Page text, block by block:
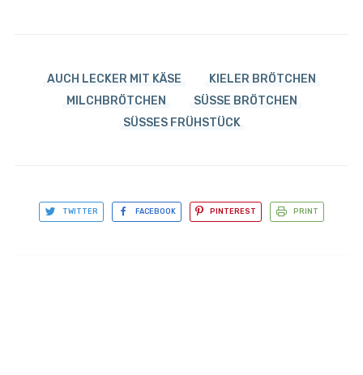
AUCH LECKER MIT KÄSE
KIELER BRÖTCHEN
MILCHBRÖTCHEN
SÜSSE BRÖTCHEN
SÜSSES FRÜHSTÜCK
TWITTER FACEBOOK PINTEREST PRINT